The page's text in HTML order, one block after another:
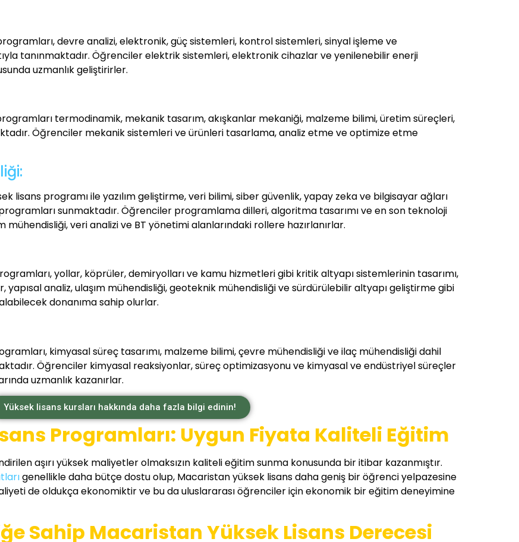
devre analizi, elektronik, güç sistemleri, kontrol sistemleri, sinyal işleme ve
tanınmaktadır. Öğrenciler elektrik sistemleri, elektronik cihazlar ve yenilenebilir enerji
uzmanlık geliştirirler.
termodinamik, mekanik tasarım, akışkanlar mekaniği, malzeme bilimi, üretim süreçleri,
Öğrenciler mekanik sistemleri ve ürünleri tasarlama, analiz etme ve optimize etme
lisans programı ile yazılım geliştirme, veri bilimi, siber güvenlik, yapay zeka ve bilgisayar ağları
sunmaktadır. Öğrenciler programlama dilleri, algoritma tasarımı ve en son teknoloji
veri analizi ve BT yönetimi alanlarındaki rollere hazırlanırlar.
yollar, köprüler, demiryolları ve kamu hizmetleri gibi kritik altyapı sistemlerinin tasarımı,
yapısal analiz, ulaşım mühendisliği, geoteknik mühendisliği ve sürdürülebilir altyapı geliştirme gibi
donanıma sahip olurlar.
kimyasal süreç tasarımı, malzeme bilimi, çevre mühendisliği ve ilaç mühendisliği dahil
Öğrenciler kimyasal reaksiyonlar, süreç optimizasyonu ve kimyasal ve endüstriyel süreçler
uzmanlık kazanırlar.
Yüksek lisans kursları hakkında daha fazla bilgi edinin!
Programları: Uygun Fiyata Kaliteli Eğitim
aşırı yüksek maliyetler olmaksızın kaliteli eğitim sunma konusunda bir itibar kazanmıştır.
genellikle daha bütçe dostu olup, Macaristan yüksek lisans daha geniş bir öğrenci yelpazesine
de oldukça ekonomiktir ve bu da uluslararası öğrenciler için ekonomik bir eğitim deneyimine
Sahip Macaristan Yüksek Lisans Derecesi